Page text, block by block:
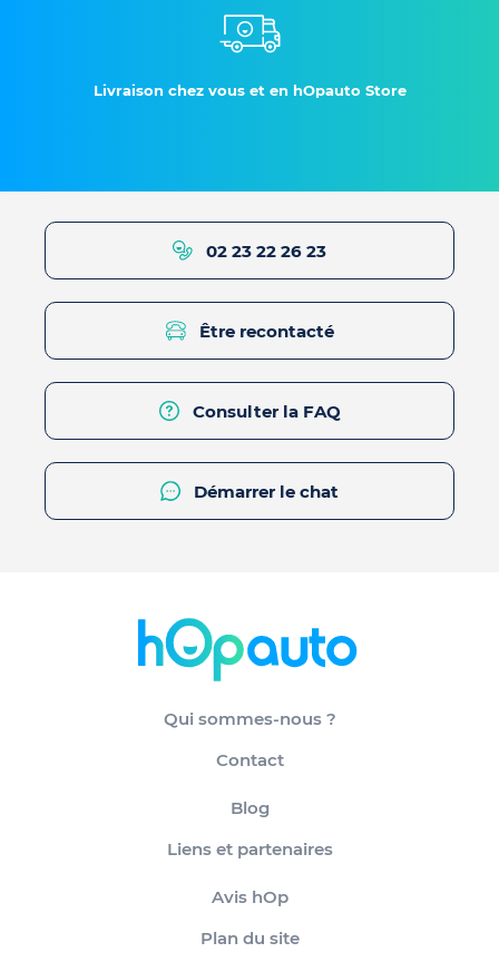
Livraison chez vous et en hOpauto Store
02 23 22 26 23
Être recontacté
Consulter la FAQ
Démarrer le chat
Qui sommes-nous ?
Contact
Blog
Liens et partenaires
Avis hOp
Plan du site